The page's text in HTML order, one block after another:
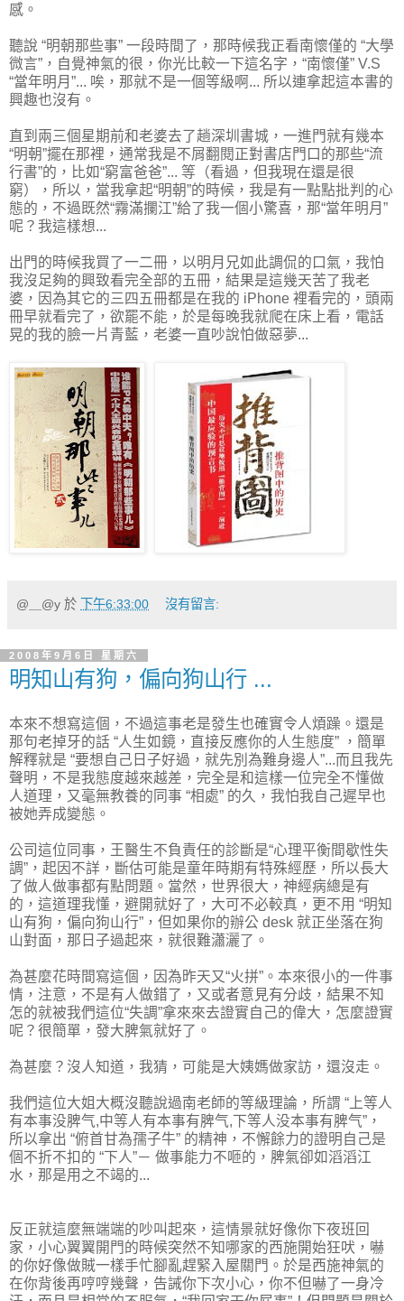
感。
聽說 “明朝那些事” 一段時間了，那時候我正看南懷僅的 “大學
微言”，自覺神氣的很，你光比較一下這名字，“南懷僅” V.S
“當年明月”... 唉，那就不是一個等級啊... 所以連拿起這本書的
興趣也沒有。
直到兩三個星期前和老婆去了趟深圳書城，一進門就有幾本
“明朝”擺在那裡，通常我是不屑翻閱正對書店門口的那些“流
行書”的，比如“窮富爸爸”... 等（看過，但我現在還是很
窮），所以，當我拿起“明朝”的時候，我是有一點點批判的心
態的，不過既然“霧滿攔江”給了我一個小驚喜，那“當年明月”
呢？我這樣想...
出門的時候我買了一二冊，以明月兄如此調侃的口氣，我怕
我沒足夠的興致看完全部的五冊，結果是這幾天苦了我老
婆，因為其它的三四五冊都是在我的 iPhone 裡看完的，頭兩
冊早就看完了，欲罷不能，於是每晚我就爬在床上看，電話
晃的我的臉一片青藍，老婆一直吵說怕做惡夢...
@＿@y 於 下午6:33:00 沒有留言:
2008年9月6日 星期六
明知山有狗，偏向狗山行 ...
本來不想寫這個，不過這事老是發生也確實令人煩躁。還是
那句老掉牙的話 “人生如鏡，直接反應你的人生態度” ，簡單
解釋就是 “要想自己日子好過，就先別為難身邊人”...而且我先
聲明，不是我態度越來越差，完全是和這樣一位完全不懂做
人道理，又毫無教養的同事 “相處” 的久，我怕我自己遲早也
被她弄成變態。
公司這位同事，王醫生不負責任的診斷是“心理平衡間歇性失
調”，起因不詳，斷估可能是童年時期有特殊經歷，所以長大
了做人做事都有點問題。當然，世界很大，神經病總是有
的，這道理我懂，避開就好了，大可不必較真，更不用 “明知
山有狗，偏向狗山行”，但如果你的辦公 desk 就正坐落在狗
山對面，那日子過起來，就很難瀟灑了。
為甚麼花時間寫這個，因為昨天又“火拼”。本來很小的一件事
情，注意，不是有人做錯了，又或者意見有分歧，結果不知
怎的就被我們這位“失調”拿來來去證實自己的偉大，怎麼證實
呢？很簡單，發大脾氣就好了。
為甚麼？沒人知道，我猜，可能是大姨媽做家訪，還沒走。
我們這位大姐大概沒聽說過南老師的等級理論，所謂 “上等人
有本事没脾气,中等人有本事有脾气,下等人没本事有脾气”，
所以拿出 “俯首甘為孺子牛” 的精神，不懈餘力的證明自己是
個不折不扣的 “下人”－ 做事能力不咂的，脾氣卻如滔滔江
水，那是用之不竭的...
反正就這麼無端端的吵叫起來，這情景就好像你下夜班回
家，小心翼翼開門的時候突然不知哪家的西施開始狂吠，嚇
的你好像做賊一樣手忙腳亂趕緊入屋關門。於是西施神氣的
在你背後再哼哼幾聲，告誡你下次小心，你不但嚇了一身冷